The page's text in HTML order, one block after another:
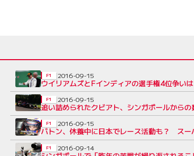
ウイリアムズとFインディアの選手権4位争い
F1 2016-09-15
追い詰められたクビアト、シンガポールからの
F1 2016-09-15
バトン、休養中に日本でレース活動も？ スー
F1 2016-09-15
F1 2016-09-14